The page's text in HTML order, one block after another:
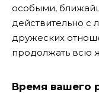
особыми,
действительно с
дружеских
продолжать всю
Время вашего